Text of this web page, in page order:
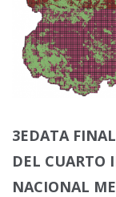
3EDATA
DEL CUARTO
NACIONAL